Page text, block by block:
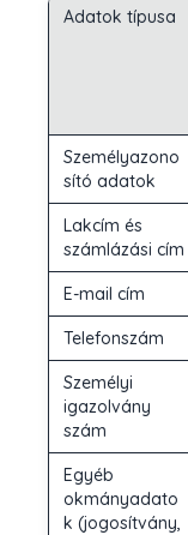
Adatok típusa
Személyazono
sító adatok
Lakcím és
számlázási cím
E-mail cím
Telefonszám
Személyi
igazolvány
szám
Egyéb
okmányadato
k (jogosítvány,